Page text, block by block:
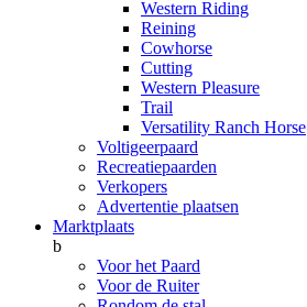
Western Riding
Reining
Cowhorse
Cutting
Western Pleasure
Trail
Versatility Ranch Horse
Voltigeerpaard
Recreatiepaarden
Verkopers
Advertentie plaatsen
Marktplaats
b
Voor het Paard
Voor de Ruiter